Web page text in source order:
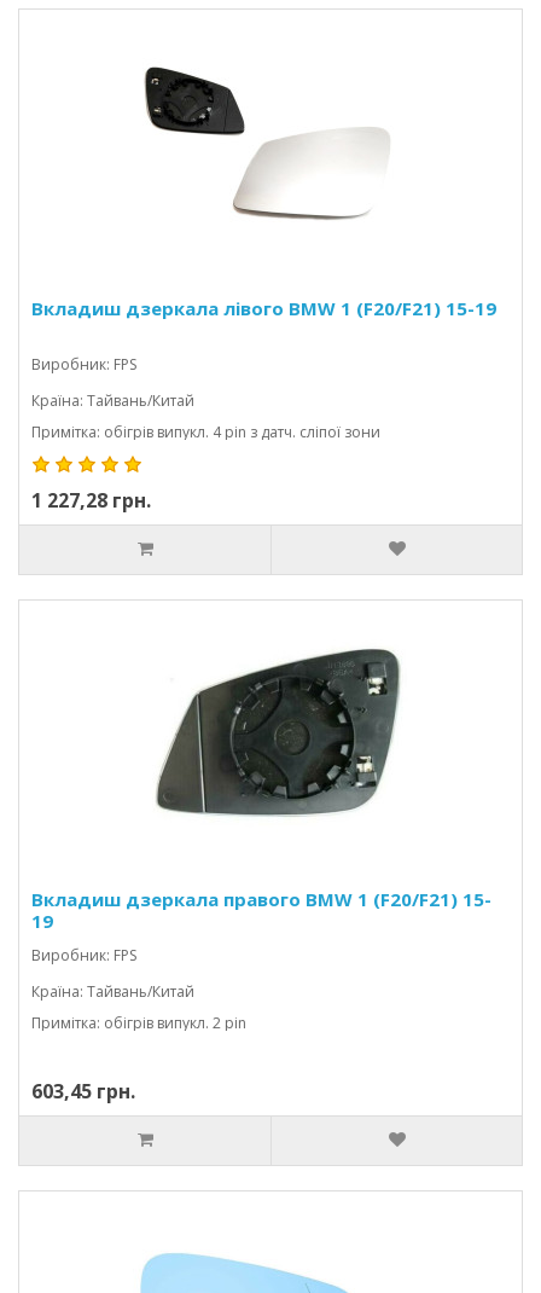
Вкладиш дзеркала лівого BMW 1 (F20/F21) 15-19
Виробник: FPS
Країна: Тайвань/Китай
Примітка: обігрів випукл. 4 pin з датч. сліпої зони
1 227,28 грн.
Вкладиш дзеркала правого BMW 1 (F20/F21) 15-
19
Виробник: FPS
Країна: Тайвань/Китай
Примітка: обігрів випукл. 2 pin
603,45 грн.